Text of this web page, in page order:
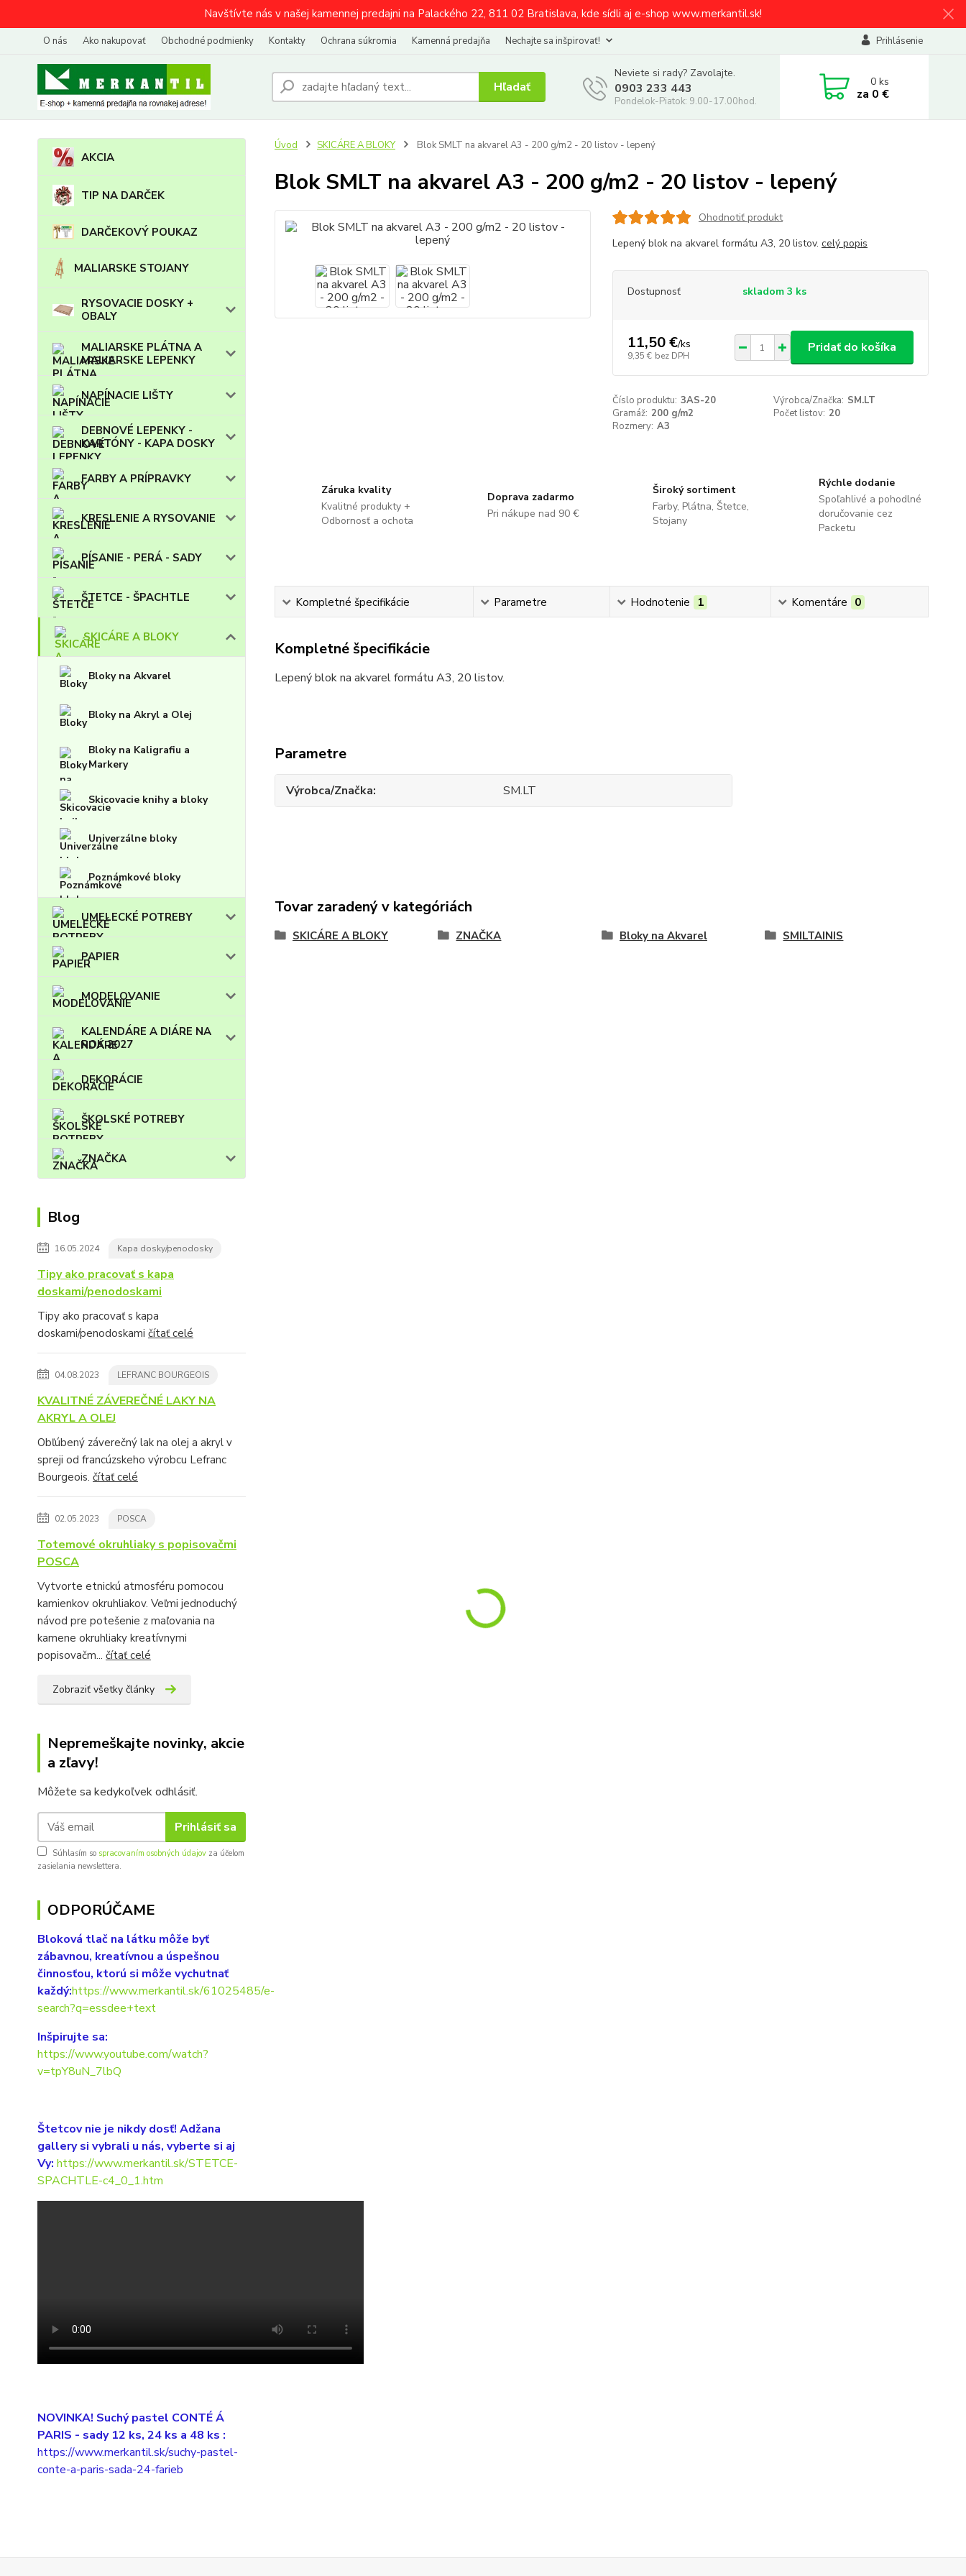
Navštívte nás v našej kamennej predajni na Palackého 22, 811 02 Bratislava, kde sídli aj e-shop www.merkantil.sk!
O nás Ako nakupovať Obchodné podmienky Kontakty Ochrana súkromia Kamenná predajňa Nechajte sa inšpirovať! Prihlásenie
Hľadať
Neviete si rady? Zavolajte.
0903 233 443
Pondelok-Piatok: 9.00-17.00hod.
0ks
za 0 €
AKCIA
TIP NA DARČEK
DARČEKOVÝ POUKAZ
MALIARSKE STOJANY
RYSOVACIE DOSKY +
OBALY
MALIARSKE PLÁTNA A
MALIARSKE LEPENKY
NAPÍNACIE LIŠTY
DEBNOVÉ LEPENKY -
KARTÓNY - KAPA DOSKY
FARBY A PRÍPRAVKY
KRESLENIE A RYSOVANIE
PÍSANIE - PERÁ - SADY
ŠTETCE - ŠPACHTLE
SKICÁRE A BLOKY
Bloky na Akvarel
Bloky na Akryl a Olej
Bloky na Kaligrafiu a
Markery
Skicovacie knihy a bloky
Univerzálne bloky
Poznámkové bloky
UMELECKÉ POTREBY
PAPIER
MODELOVANIE
KALENDÁRE A DIÁRE NA
ROK 2027
DEKORÁCIE
ŠKOLSKÉ POTREBY
ZNAČKA
Blog
16.05.2024 Kapa dosky/penodosky
Tipy ako pracovať s kapa
doskami/penodoskami
Tipy ako pracovať s kapa
doskami/penodoskami čítať celé
04.08.2023 LEFRANC BOURGEOIS
KVALITNÉ ZÁVEREČNÉ LAKY NA
AKRYL A OLEJ
Obľúbený záverečný lak na olej a akryl v
spreji od francúzskeho výrobcu Lefranc
Bourgeois. čítať celé
02.05.2023 POSCA
Totemové okruhliaky s popisovačmi
POSCA
Vytvorte etnickú atmosféru pomocou
kamienkov okruhliakov. Veľmi jednoduchý
návod pre potešenie z maľovania na
kamene okruhliaky kreatívnymi
popisovačm... čítať celé
Zobraziť všetky články
Nepremeškajte novinky, akcie
a zľavy!
Môžete sa kedykoľvek odhlásiť.
Prihlásiť sa
Súhlasím so spracovaním osobných údajov za účelom
zasielania newslettera.
ODPORÚČAME
Bloková tlač na látku môže byť
zábavnou, kreatívnou a úspešnou
činnosťou, ktorú si môže vychutnať
každý:https://www.merkantil.sk/61025485/e-
search?q=essdee+text
Inšpirujte sa:
https://www.youtube.com/watch?
v=tpY8uN_7lbQ
Štetcov nie je nikdy dosť! Adžana
gallery si vybrali u nás, vyberte si aj
Vy: https://www.merkantil.sk/STETCE-
SPACHTLE-c4_0_1.htm
NOVINKA! Suchý pastel CONTÉ Á
PARIS - sady 12 ks, 24 ks a 48 ks :
https://www.merkantil.sk/suchy-pastel-
conte-a-paris-sada-24-farieb
Úvod SKICÁRE A BLOKY Blok SMLT na akvarel A3 - 200 g/m2 - 20 listov - lepený
Blok SMLT na akvarel A3 - 200 g/m2 - 20 listov - lepený
Ohodnotiť produkt
Lepený blok na akvarel formátu A3, 20 listov. celý popis
Dostupnosť skladom 3 ks
11,50 €/ks
9,35 € bez DPH
Pridať do košíka
Číslo produktu: 3AS-20 Výrobca/Značka: SM.LT
Gramáž: 200 g/m2 Počet listov: 20
Rozmery: A3
Záruka kvality
Kvalitné produkty +
Odbornosť a ochota
Doprava zadarmo
Pri nákupe nad 90 €
Široký sortiment
Farby, Plátna, Štetce,
Stojany
Rýchle dodanie
Spoľahlivé a pohodlné
doručovanie cez
Packetu
Kompletné špecifikácie Parametre Hodnotenie 1 Komentáre 0
Kompletné špecifikácie
Lepený blok na akvarel formátu A3, 20 listov.
Parametre
Výrobca/Značka SM.LT
Tovar zaradený v kategóriách
SKICÁRE A BLOKY ZNAČKA Bloky na Akvarel SMILTAINIS